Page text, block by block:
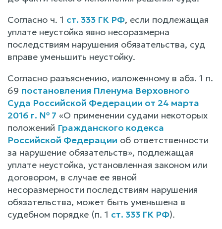
Согласно ч. 1 ст. 333 ГК РФ, если подлежащая
уплате неустойка явно несоразмерна
последствиям нарушения обязательства, суд
вправе уменьшить неустойку.
Согласно разъяснению, изложенному в абз. 1 п.
69 постановления Пленума Верховного
Суда Российской Федерации от 24 марта
2016 г. № 7 «О применении судами некоторых
положений Гражданского кодекса
Российской Федерации об ответственности
за нарушение обязательств», подлежащая
уплате неустойка, установленная законом или
договором, в случае ее явной
несоразмерности последствиям нарушения
обязательства, может быть уменьшена в
судебном порядке (п. 1 ст. 333 ГК РФ).